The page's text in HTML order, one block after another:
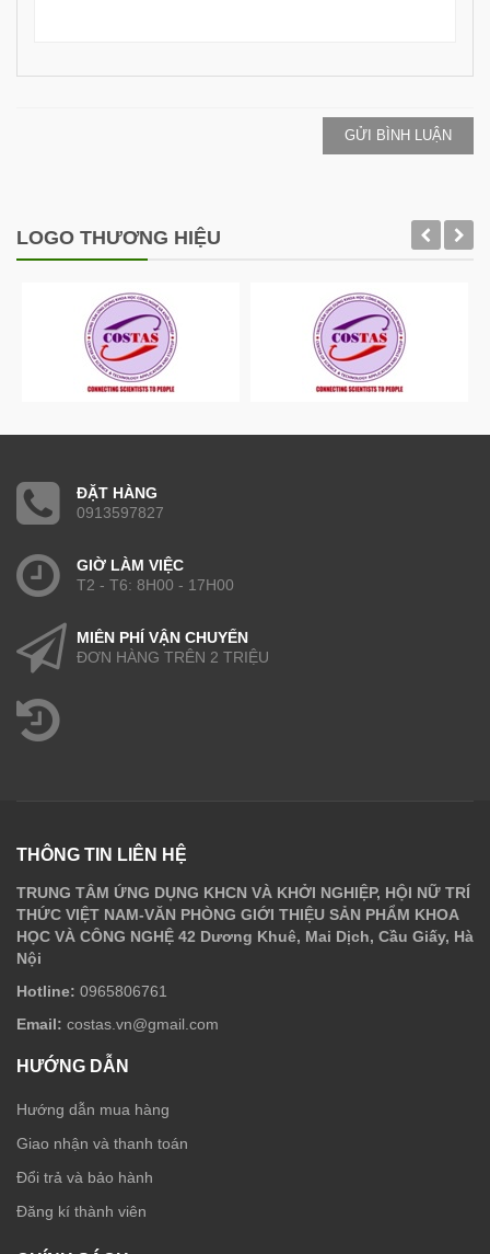
GỬI BÌNH LUẬN
LOGO THƯƠNG HIỆU
ĐẶT HÀNG
0913597827
GIỜ LÀM VIỆC
T2 - T6: 8H00 - 17H00
MIỄN PHÍ VẬN CHUYỂN
ĐƠN HÀNG TRÊN 2 TRIỆU
THÔNG TIN LIÊN HỆ
TRUNG TÂM ỨNG DỤNG KHCN VÀ KHỞI NGHIỆP, HỘI NỮ TRÍ
THỨC VIỆT NAM-VĂN PHÒNG GIỚI THIỆU SẢN PHẨM KHOA
HỌC VÀ CÔNG NGHỆ 42 Dương Khuê, Mai Dịch, Cầu Giấy, Hà
Nội
Hotline: 0965806761
Email: costas.vn@gmail.com
HƯỚNG DẪN
Hướng dẫn mua hàng
Giao nhận và thanh toán
Đổi trả và bảo hành
Đăng kí thành viên